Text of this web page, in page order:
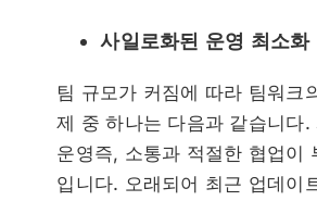
사일로화된 운영 최소화
팀 규모가 커짐에 따라 팀워크
제 중 하나는 다음과 같습니다.
운영즉, 소통과 적절한 협업이
입니다. 오래되어 최근 업데이